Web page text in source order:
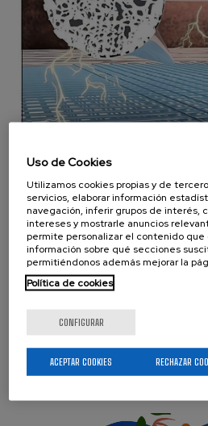
Nueva
Biomaterials
Engineering
Publicaciones Miércoles 20
La publicación realizada por
colaboradores “Cryo-
Aqueous Silk Fibroin Solutions”,
como portada de la revista ACS
Uso de Cookies
Utilizamos cookies propias y de
servicios, elaborar información
navegación, inferir grupos de interés,
intereses y mostrarle anuncios
permite personalizar el contenido
información sobre qué secciones
permitiéndonos además mejorar la
Política de cookies
CONFIGURAR
RECHAZAR
ACEPTAR COOKIES